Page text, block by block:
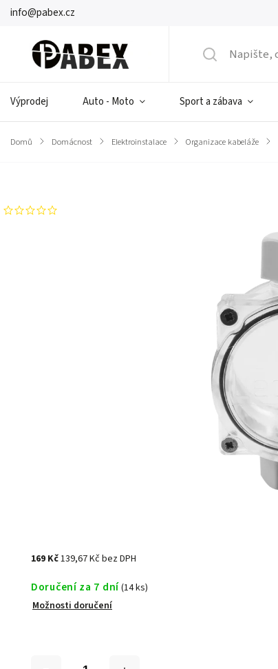
info@pabex.cz
Výprodej Auto - Moto Sport a zábava
Domů / Domácnost / Elektroinstalace / Organizace kabeláže /
169 Kč139,67 Kč bez DPH
Doručení za 7 dní(14 ks)
Možnosti doručení